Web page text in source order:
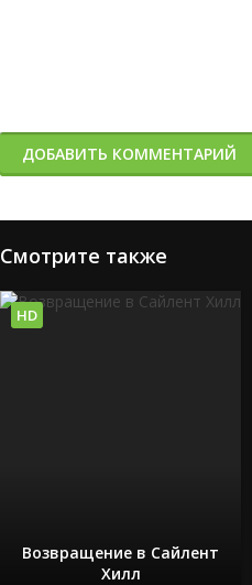
ДОБАВИТЬ КОММЕНТАРИЙ
Смотрите также
Возвращение в Сайлент
Хилл
HD